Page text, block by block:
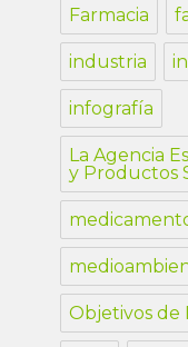
Farmacia
industria
infografía
La Agencia
y Productos
Objetivos de